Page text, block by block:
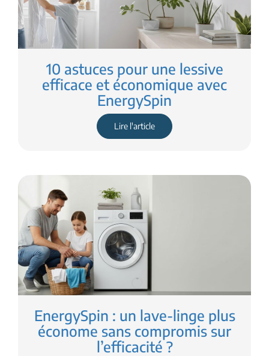
10 astuces pour une lessive
efficace et économique avec
EnergySpin
Lire l'article
EnergySpin : un lave-linge plus
économe sans compromis sur
l’efficacité ?